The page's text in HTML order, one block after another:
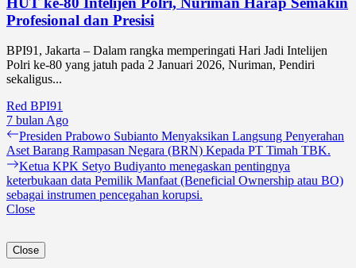
Profesional dan Presisi
BPI91, Jakarta – Dalam rangka memperingati Hari Jadi Intelijen
Polri ke-80 yang jatuh pada 2 Januari 2026, Nuriman, Pendiri
sekaligus...
Red BPI91
7 bulan Ago
Navigasi
pos
Previous
post:
Presiden Prabowo Subianto Menyaksikan Langsung Penyerahan
Aset Barang Rampasan Negara (BRN) Kepada PT Timah TBK.
Next
post:
Ketua KPK Setyo Budiyanto menegaskan pentingnya
keterbukaan data Pemilik Manfaat (Beneficial Ownership atau BO)
sebagai instrumen pencegahan korupsi.
Close
Close